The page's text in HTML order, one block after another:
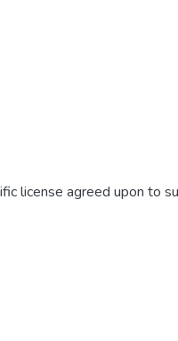
license agreed upon to